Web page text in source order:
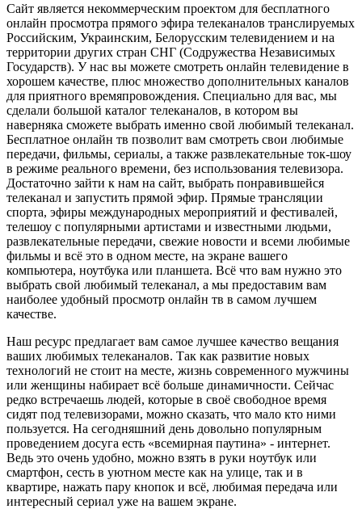
Сайт является некоммерческим проектом для бесплатного
онлайн просмотра прямого эфира телеканалов транслируемых
Российским, Украинским, Белорусским телевидением и на
территории других стран СНГ (Содружества Независимых
Государств). У нас вы можете смотреть онлайн телевидение в
хорошем качестве, плюс множество дополнительных каналов
для приятного времяпровождения. Специально для вас, мы
сделали большой каталог телеканалов, в котором вы
наверняка сможете выбрать именно свой любимый телеканал.
Бесплатное онлайн тв позволит вам смотреть свои любимые
передачи, фильмы, сериалы, а также развлекательные ток-шоу
в режиме реального времени, без использования телевизора.
Достаточно зайти к нам на сайт, выбрать понравившейся
телеканал и запустить прямой эфир. Прямые трансляции
спорта, эфиры международных мероприятий и фестивалей,
телешоу с популярными артистами и известными людьми,
развлекательные передачи, свежие новости и всеми любимые
фильмы и всё это в одном месте, на экране вашего
компьютера, ноутбука или планшета. Всё что вам нужно это
выбрать свой любимый телеканал, а мы предоставим вам
наиболее удобный просмотр онлайн тв в самом лучшем
качестве.
Наш ресурс предлагает вам самое лучшее качество вещания
ваших любимых телеканалов. Так как развитие новых
технологий не стоит на месте, жизнь современного мужчины
или женщины набирает всё больше динамичности. Сейчас
редко встречаешь людей, которые в своё свободное время
сидят под телевизорами, можно сказать, что мало кто ними
пользуется. На сегодняшний день довольно популярным
проведением досуга есть «всемирная паутина» - интернет.
Ведь это очень удобно, можно взять в руки ноутбук или
смартфон, сесть в уютном месте как на улице, так и в
квартире, нажать пару кнопок и всё, любимая передача или
интересный сериал уже на вашем экране.